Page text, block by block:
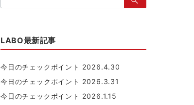
索：
LABO最新記事
今日のチェックポイント 2026.4.30
今日のチェックポイント 2026.3.31
今日のチェックポイント 2026.1.15